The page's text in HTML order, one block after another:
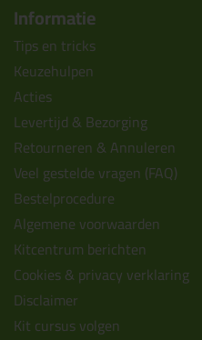
Informatie
Tips en tricks
Keuzehulpen
Acties
Levertijd & Bezorging
Retourneren & Annuleren
Veel gestelde vragen (FAQ)
Bestelprocedure
Algemene voorwaarden
Kitcentrum berichten
Cookies & privacy verklaring
Disclaimer
Kit cursus volgen